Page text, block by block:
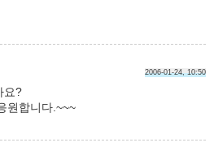
2006-01-24, 10:50
요?
원합니다.~~~